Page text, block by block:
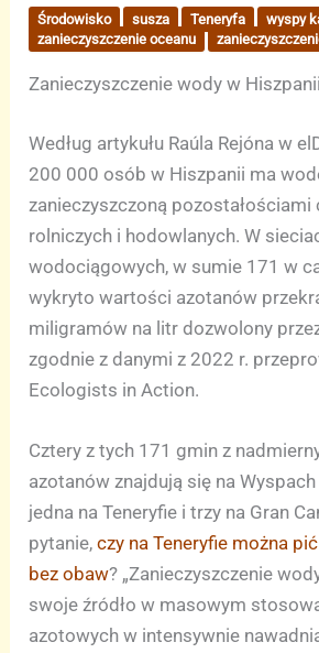
Środowisko susza Teneryfa
wyspy
zanieczyszczenie oceanu
Zanieczyszczenie wody w Hiszpanii
Według artykułu Raúla Rejóna w
200 000 osób w Hiszpanii ma
zanieczyszczoną
rolniczych i hodowlanych. W
wodociągowych, w sumie 171 w
wykryto wartości azotanów
miligramów na litr dozwolony
zgodnie z danymi z 2022 r.
Ecologists in Action.
Cztery z tych 171 gmin z
azotanów znajdują się na
jedna na Teneryfie i trzy na Gran
pytanie,czy na Teneryfie można
bez obaw? „Zanieczyszczenie
swoje źródło w masowym
azotowych w intensywnie